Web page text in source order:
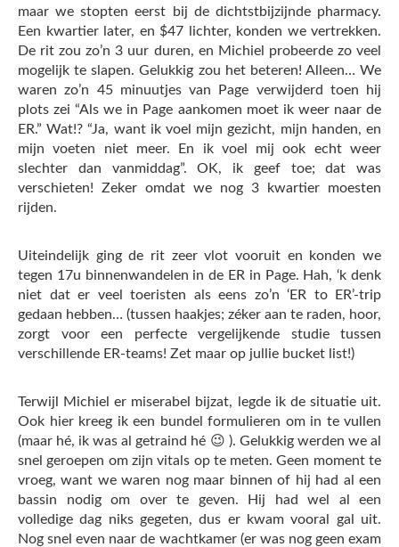
maar we stopten eerst bij de dichtstbijzijnde pharmacy.
Een kwartier later, en $47 lichter, konden we vertrekken.
De rit zou zo’n 3 uur duren, en Michiel probeerde zo veel
mogelijk te slapen. Gelukkig zou het beteren! Alleen… We
waren zo’n 45 minuutjes van Page verwijderd toen hij
plots zei “Als we in Page aankomen moet ik weer naar de
ER.” Wat!? “Ja, want ik voel mijn gezicht, mijn handen, en
mijn voeten niet meer. En ik voel mij ook echt weer
slechter dan vanmiddag”. OK, ik geef toe; dat was
verschieten! Zeker omdat we nog 3 kwartier moesten
rijden.
Uiteindelijk ging de rit zeer vlot vooruit en konden we
tegen 17u binnenwandelen in de ER in Page. Hah, ‘k denk
niet dat er veel toeristen als eens zo’n ‘ER to ER’-trip
gedaan hebben… (tussen haakjes; zéker aan te raden, hoor,
zorgt voor een perfecte vergelijkende studie tussen
verschillende ER-teams! Zet maar op jullie bucket list!)
Terwijl Michiel er miserabel bijzat, legde ik de situatie uit.
Ook hier kreeg ik een bundel formulieren om in te vullen
(maar hé, ik was al getraind hé 😉 ). Gelukkig werden we al
snel geroepen om zijn vitals op te meten. Geen moment te
vroeg, want we waren nog maar binnen of hij had al een
bassin nodig om over te geven. Hij had wel al een
volledige dag niks gegeten, dus er kwam vooral gal uit.
Nog snel even naar de wachtkamer (er was nog geen exam